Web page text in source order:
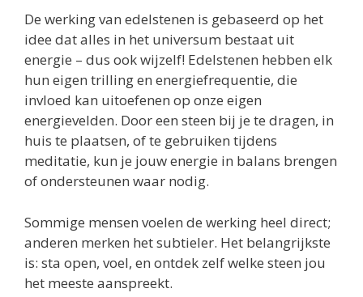
De werking van edelstenen is gebaseerd op het
idee dat alles in het universum bestaat uit
energie – dus ook wijzelf! Edelstenen hebben elk
hun eigen trilling en energiefrequentie, die
invloed kan uitoefenen op onze eigen
energievelden. Door een steen bij je te dragen, in
huis te plaatsen, of te gebruiken tijdens
meditatie, kun je jouw energie in balans brengen
of ondersteunen waar nodig.
Sommige mensen voelen de werking heel direct;
anderen merken het subtieler. Het belangrijkste
is: sta open, voel, en ontdek zelf welke steen jou
het meeste aanspreekt.